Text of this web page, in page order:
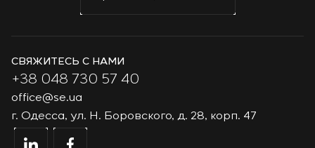
СВЯЖИТЕСЬ С НАМИ
+38 048 730 57 40
office@se.ua
г. Одесса, ул. Н. Боровского, д. 28, корп. 47